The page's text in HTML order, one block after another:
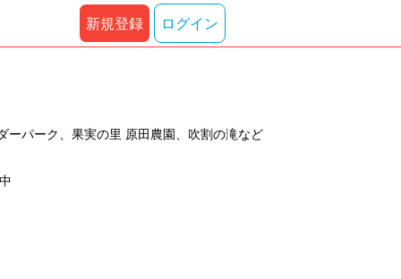
パーク、果実の里 原田農園、吹割の滝など
新規登録 ログイン